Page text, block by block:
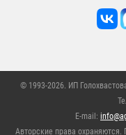
© 1993-2026. ИП
E-mail:
Авторские права охраняются.